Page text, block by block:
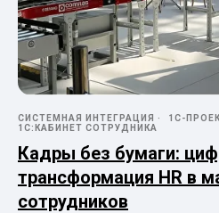
СИСТЕМНАЯ ИНТЕГРАЦИЯ 1С-
1С:КАБИНЕТ СОТРУДНИКА
Кадры без бумаги:
трансформация HR в
сотрудников